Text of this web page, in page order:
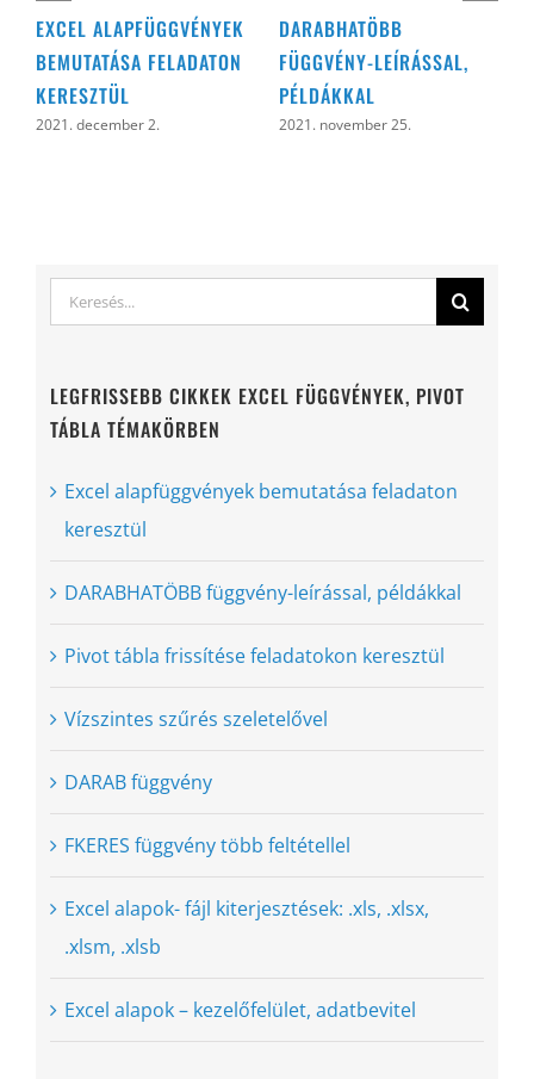
EXCEL ALAPFÜGGVÉNYEK
BEMUTATÁSA FELADATON
KERESZTÜL
2021. december 2.
DARABHATÖBB
FÜGGVÉNY-LEÍRÁSSAL,
PÉLDÁKKAL
2021. november 25.
Keresés...
LEGFRISSEBB CIKKEK EXCEL FÜGGVÉNYEK, PIVOT
TÁBLA TÉMAKÖRBEN
Excel alapfüggvények bemutatása feladaton
keresztül
DARABHATÖBB függvény-leírással, példákkal
Pivot tábla frissítése feladatokon keresztül
Vízszintes szűrés szeletelővel
DARAB függvény
FKERES függvény több feltétellel
Excel alapok- fájl kiterjesztések: .xls, .xlsx,
.xlsm, .xlsb
Excel alapok – kezelőfelület, adatbevitel